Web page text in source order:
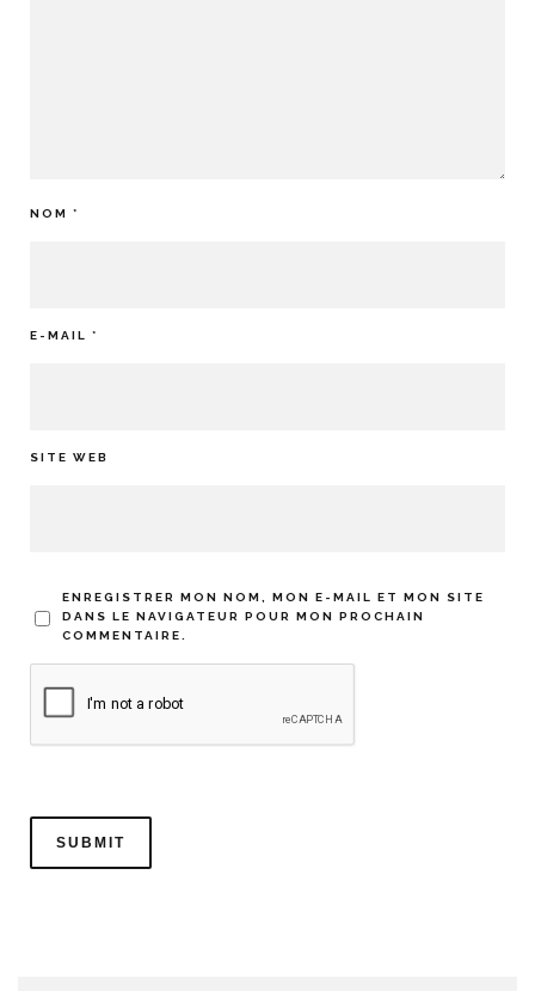
NOM *
E-MAIL *
SITE WEB
ENREGISTRER MON NOM, MON E-MAIL ET MON SITE
DANS LE NAVIGATEUR POUR MON PROCHAIN
COMMENTAIRE.